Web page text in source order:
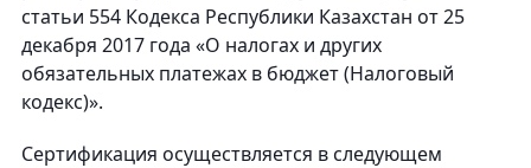
статьи 554 Кодекса Республики Казахстан от 25
декабря 2017 года «О налогах и других
обязательных платежах в бюджет (Налоговый
кодекс)».
Сертификация осуществляется в следующем